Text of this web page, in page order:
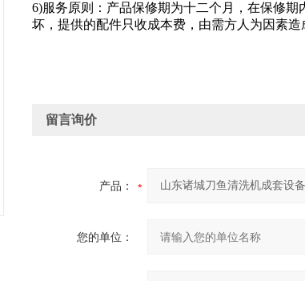
6)服务原则：产品保修期为十二个月，在保修
坏，提供的配件只收成本费，由需方人为因素
留言询价
产品：
您的单位：